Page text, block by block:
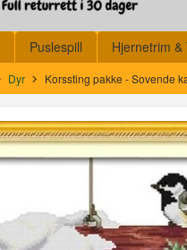
Puslespill Hjernetrim
Dyr Korssting pakke - Sovende